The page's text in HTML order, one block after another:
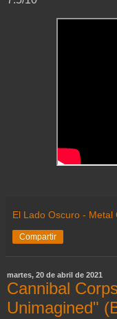
El Lado Oscuro - Metal
Compartir
martes, 20 de abril de 2021
Cannibal
Unimagined"